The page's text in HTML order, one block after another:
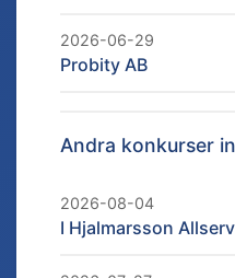
2026-06-29
Probity AB
Andra konkurser
2026-08-04
I Hjalmarsson